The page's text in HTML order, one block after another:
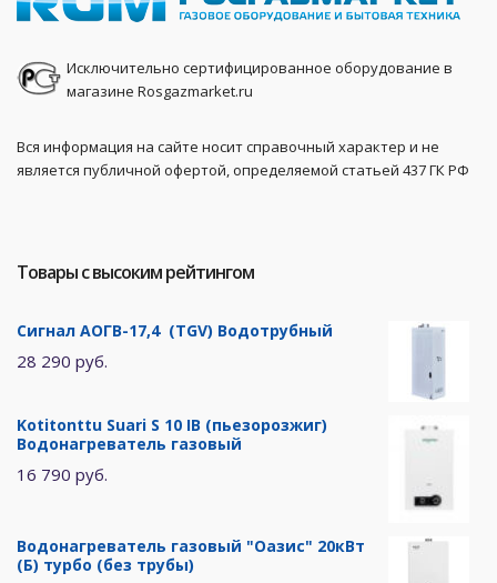
Исключительно сертифицированное оборудование в
магазине Rosgazmarket.ru
Вся информация на сайте носит справочный характер и не
является публичной офертой, определяемой статьей 437 ГК РФ
Товары с высоким рейтингом
Сигнал АОГВ-17,4 (TGV) Водотрубный
28 290 руб.
Kotitonttu Suari S 10 IB (пьезорозжиг)
Водонагреватель газовый
16 790 руб.
Водонагреватель газовый "Оазис" 20кВт
(Б) турбо (без трубы)